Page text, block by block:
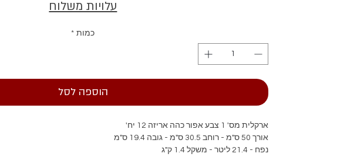
עלויות משלוח
כמות *
הוספה לסל
ארקלית מס' 1 צבע אפור כהה אריזה 12 יח'
אורך 50 ס"מ - רוחב 30.5 ס"מ - גובה 19.4 ס"מ
נפח - 21.4 ליטר - משקל 1.4 ק"ג